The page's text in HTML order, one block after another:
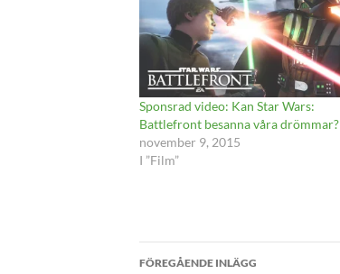
Sponsrad video: Kan Star Wars:
Battlefront besanna våra drömmar?
november 9, 2015
I ”Film”
Inläggsnavigering
FÖREGÅENDE INLÄGG